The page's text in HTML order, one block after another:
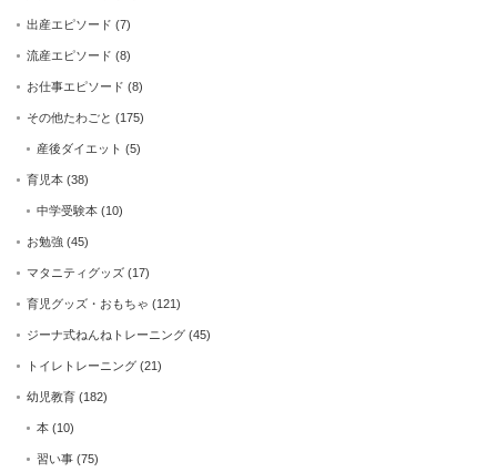
出産エピソード (7)
流産エピソード (8)
お仕事エピソード (8)
その他たわごと (175)
産後ダイエット (5)
育児本 (38)
中学受験本 (10)
お勉強 (45)
マタニティグッズ (17)
育児グッズ・おもちゃ (121)
ジーナ式ねんねトレーニング (45)
トイレトレーニング (21)
幼児教育 (182)
本 (10)
習い事 (75)